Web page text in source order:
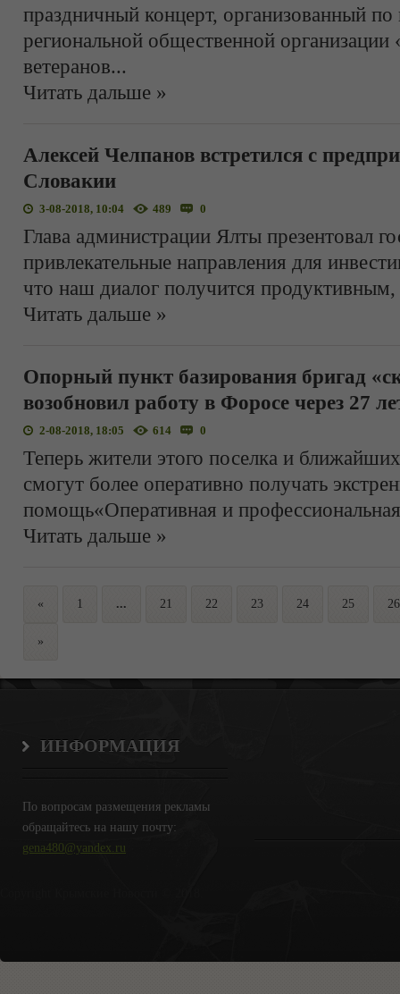
праздничный концерт, организованный по
региональной общественной
ветеранов...
Читать дальше »
Алексей Челпанов встретился с
Словакии
3-08-2018, 10:04 489 0
Глава администрации Ялты презентовал
привлекательные направления для
что наш диалог получится
Читать дальше »
Опорный пункт базирования бригад
возобновил работу в Форосе через 27
2-08-2018, 18:05 614 0
Теперь жители этого поселка и
смогут более оперативно получать
помощь«Оперативная и
Читать дальше »
« 1 ... 21 22 23 24 25 26
»
ИНФОРМАЦИЯ
По вопросам размещения рекламы
обращайтесь на нашу почту:
gena480@yandex.ru